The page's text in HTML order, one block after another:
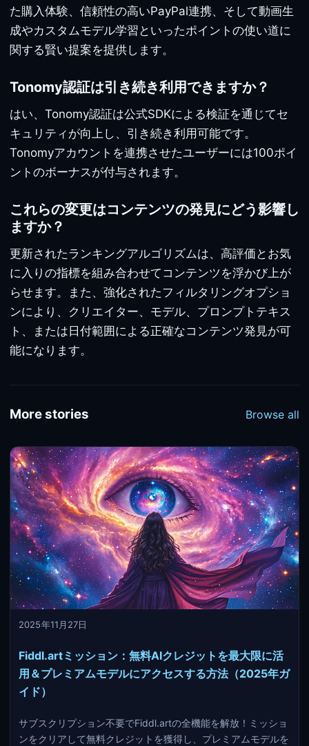
た購入体験、信頼性の高いPayPal連携、そして動画生
成やカスタムモデル学習といったポイントの使い道に
関する賢い提案を提供します。
Tonomy認証は引き続き利用できますか？
はい、Tonomy認証は公式SDKによる検証を通じてセ
キュリティが向上し、引き続き利用可能です。
Tonomyアカウントを連携させたユーザーには100ポイ
ントのボーナスが付与されます。
これらの変更はコンテンツの発見にどう影響し
ますか？
更新されたランキングアルゴリズムは、高評価とお気
に入りの指標を組み合わせてコンテンツを浮かび上が
らせます。また、強化されたフィルタリングオプショ
ンにより、クリエイター、モデル、プロンプトテキス
ト、または日付範囲による正確なコンテンツ発見が可
能になります。
More stories Browse all
2025年11月27日
Fiddl.artミッション：無料AIクレジットを最大限に活
用＆プレミアムモデルにアクセスする方法（2025年ガ
イド）
サブスクリプション不要でFiddl.artの全機能を解放！ミッショ
ンをクリアして無料クレジットを獲得し、プレミアムモデルを